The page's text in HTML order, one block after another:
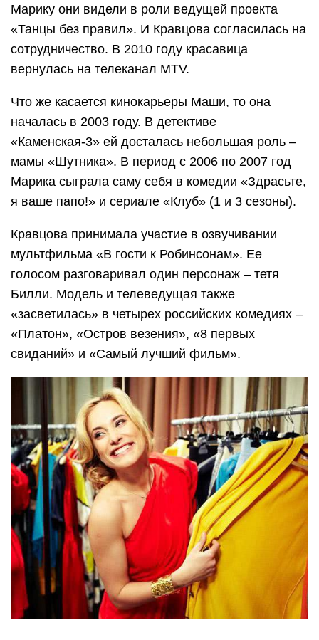
Марику они видели в роли ведущей проекта
«Танцы без правил». И Кравцова согласилась на
сотрудничество. В 2010 году красавица
вернулась на телеканал MTV.
Что же касается кинокарьеры Маши, то она
началась в 2003 году. В детективе
«Каменская-3» ей досталась небольшая роль –
мамы «Шутника». В период с 2006 по 2007 год
Марика сыграла саму себя в комедии «Здрасьте,
я ваше папо!» и сериале «Клуб» (1 и 3 сезоны).
Кравцова принимала участие в озвучивании
мультфильма «В гости к Робинсонам». Ее
голосом разговаривал один персонаж – тетя
Билли. Модель и телеведущая также
«засветилась» в четырех российских комедиях –
«Платон», «Остров везения», «8 первых
свиданий» и «Самый лучший фильм».